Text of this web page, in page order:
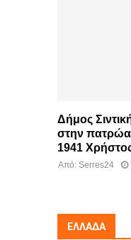
Δήμος
στην πατρώα
1941
Από: Serres24
ΕΛΛΆΔΑ